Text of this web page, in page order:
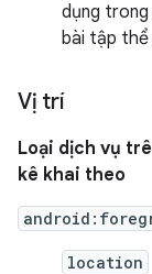
dụng
bài tập thể
Vị trí
Loại dịch vụ
kê khai theo
location